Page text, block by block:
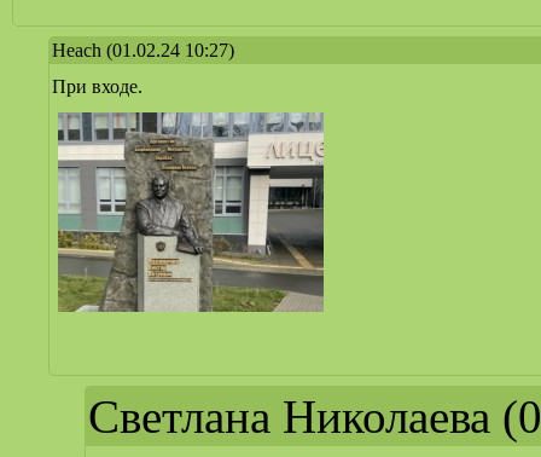
Heach (01.02.24 10:27)
При входе.
Светлана Николаева